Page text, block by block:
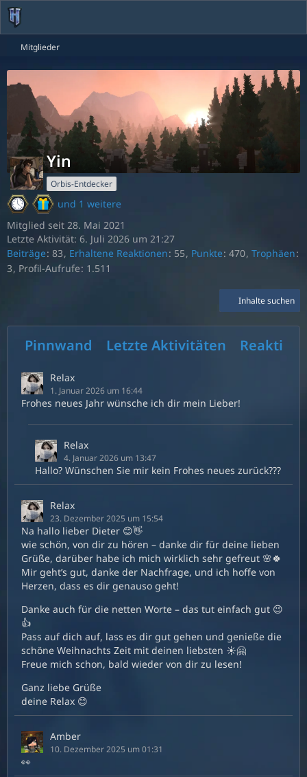
Mitglieder
Yin
Orbis-Entdecker
und 1 weitere
Mitglied seit 28. Mai 2021
Letzte Aktivität: 6. Juli 2026 um 21:27
Beiträge 83 Erhaltene Reaktionen 55 Punkte 470 Trophäen
3 Profil-Aufrufe 1.511
Inhalte suchen
Pinnwand Letzte Aktivitäten
Relax
1. Januar 2026 um 16:44
Frohes neues Jahr wünsche ich dir mein Lieber!
Relax
4. Januar 2026 um 13:47
Hallo? Wünschen Sie mir kein Frohes neues zurück???
Relax
23. Dezember 2025 um 15:54
Na hallo lieber Dieter 😊👋
wie schön, von dir zu hören – danke dir für deine lieben
Grüße, darüber habe ich mich wirklich sehr gefreut 🌸🍀
Mir geht’s gut, danke der Nachfrage, und ich hoffe von
Herzen, dass es dir genauso geht!
Danke auch für die netten Worte – das tut einfach gut 😉
👍
Pass auf dich auf, lass es dir gut gehen und genieße die
schöne Weihnachts Zeit mit deinen liebsten ☀️🤗
Freue mich schon, bald wieder von dir zu lesen!
Ganz liebe Grüße
deine Relax 😊
Amber
10. Dezember 2025 um 01:31
👀